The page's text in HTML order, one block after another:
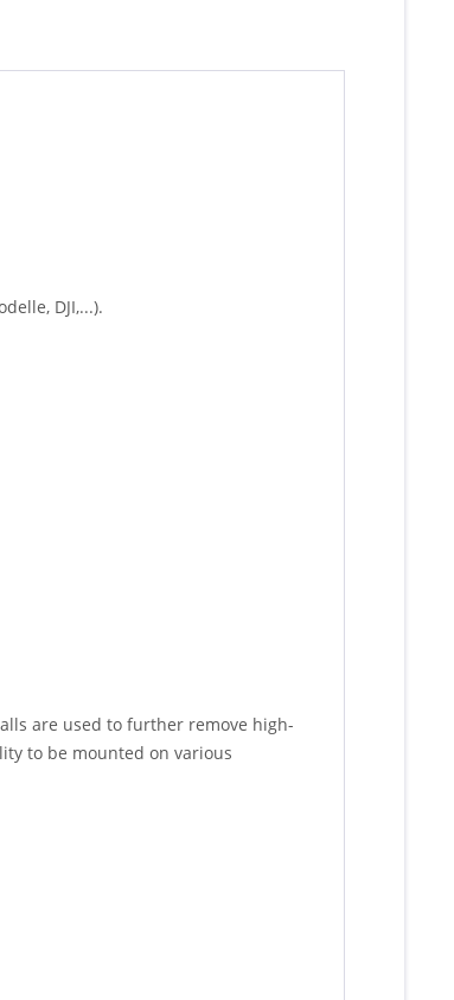
DJI,...).
are used to further remove high-
to be mounted on various